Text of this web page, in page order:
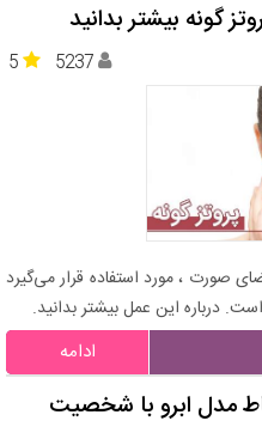
گونه بیشتر بدانید
5 5237
صورت ، مورد استفاده قرار می‌گیرد
است. درباره این عمل بیشتر بدانید.
ادامه
مدل ابرو با شخصیت